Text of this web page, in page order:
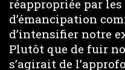
réappropriée par
d’émancipation
d’intensifier notre
Plutôt que de fuir
s’agirait de